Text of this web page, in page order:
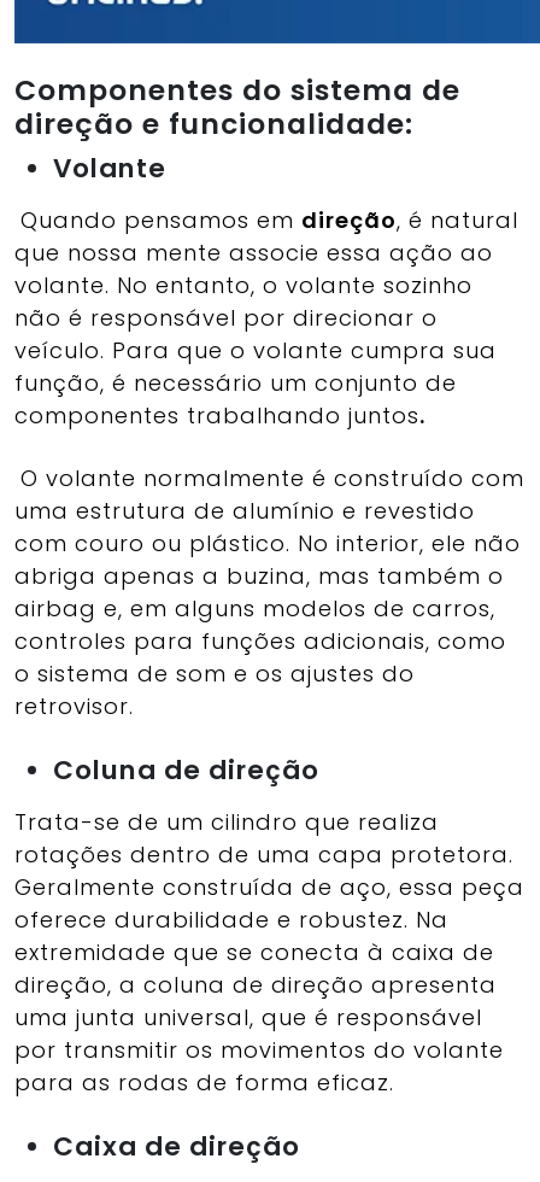
Componentes do sistema de
direção e funcionalidade:
Volante
Quando pensamos em direção, é natural
que nossa mente associe essa ação ao
volante. No entanto, o volante sozinho
não é responsável por direcionar o
veículo. Para que o volante cumpra sua
função, é necessário um conjunto de
componentes trabalhando juntos.
O volante normalmente é construído com
uma estrutura de alumínio e revestido
com couro ou plástico. No interior, ele não
abriga apenas a buzina, mas também o
airbag e, em alguns modelos de carros,
controles para funções adicionais, como
o sistema de som e os ajustes do
retrovisor.
Coluna de direção
Trata-se de um cilindro que realiza
rotações dentro de uma capa protetora.
Geralmente construída de aço, essa peça
oferece durabilidade e robustez. Na
extremidade que se conecta à caixa de
direção, a coluna de direção apresenta
uma junta universal, que é responsável
por transmitir os movimentos do volante
para as rodas de forma eficaz.
Caixa de direção